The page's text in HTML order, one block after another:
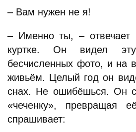
– Вам нужен не я!
– Именно ты, – отвечает
куртке. Он видел
бесчисленных фото, и на
живьём. Целый год он
снах. Не ошибёшься. Он
«чеченку», превращая
спрашивает: